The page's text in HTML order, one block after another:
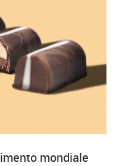
mondiale